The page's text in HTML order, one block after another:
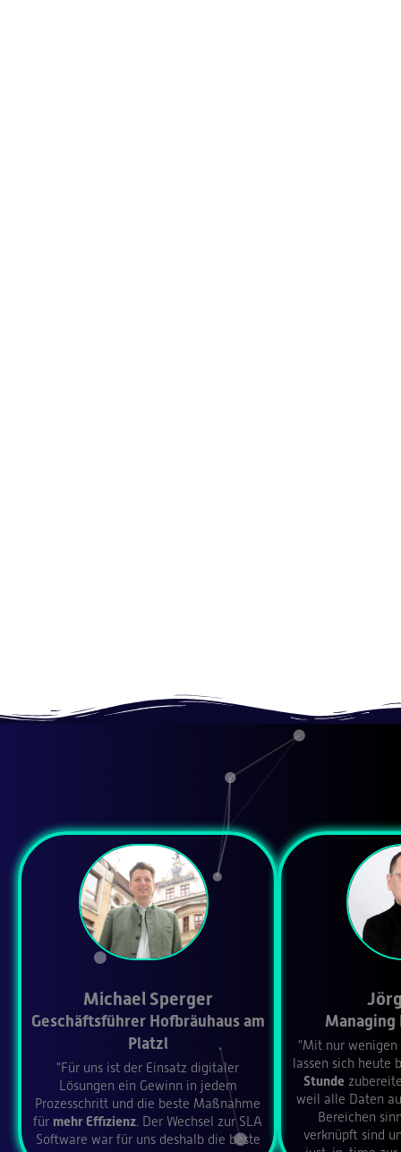
Michael Sperger
Geschäftsführer Hofbräuhaus am
Platzl
"Für uns ist der Einsatz digitaler
Lösungen ein Gewinn in jedem
Prozesschritt und die beste Maßnahme
für mehr Effizienz. Der Wechsel zur SLA
Software war für uns deshalb die beste
Managing
"Mit nur wenigen
lassen sich heute
Stunde
weil alle Daten
Bereichen
verknüpft sind